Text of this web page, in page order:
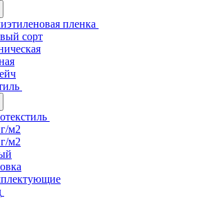
пленка
сорт
м2
м2